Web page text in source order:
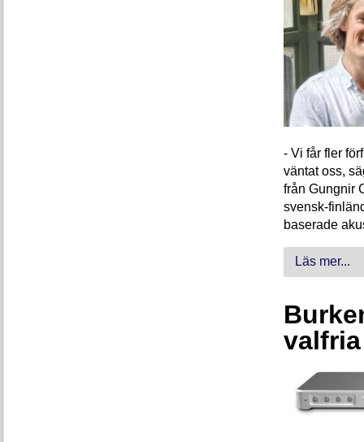
- Vi får fler
väntat oss,
från Gungnir
svensk-
baserade
Läs mer...